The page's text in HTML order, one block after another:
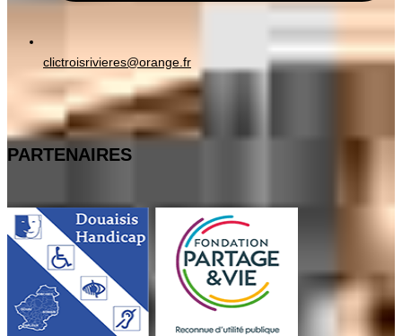
clictroisrivieres@orange.fr
PARTENAIRES